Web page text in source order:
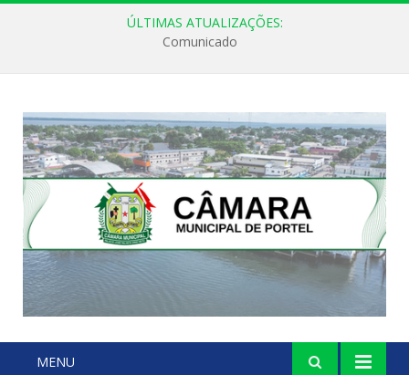
ÚLTIMAS ATUALIZAÇÕES:
Comunicado
MENU